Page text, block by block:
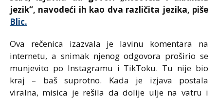
jezik“, navodeći ih kao dva različita jezika, piše
Blic.
Ova rečenica izazvala je lavinu komentara na
internetu, a snimak njenog odgovora proširio se
munjevito po Instagramu i TikToku. Tu nije bio
kraj – baš suprotno. Kada je izjava postala
viralna, misica je rešila da dolije ulje na vatru i